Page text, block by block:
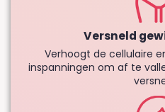
Versneld
Verhoogt de cellulaire
inspanningen om af te